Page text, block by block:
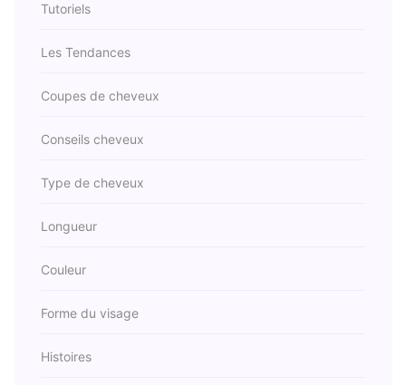
Tutoriels
Les Tendances
Coupes de cheveux
Conseils cheveux
Type de cheveux
Longueur
Couleur
Forme du visage
Histoires